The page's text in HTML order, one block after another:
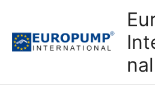
content
nal